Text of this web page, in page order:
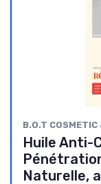
B.O.T COSMETIC
Huile Anti-
Naturelle,